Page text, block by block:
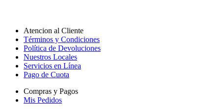
Atencion al Cliente
Términos y Condiciones
Política de Devoluciones
Nuestros Locales
Servicios en Línea
Pago de Cuota
Compras y Pagos
Mis Pedidos